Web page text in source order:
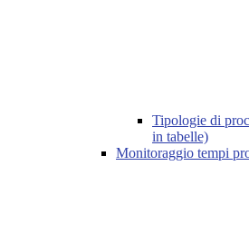
Tipologie di
in tabelle)
Monitoraggio tempi